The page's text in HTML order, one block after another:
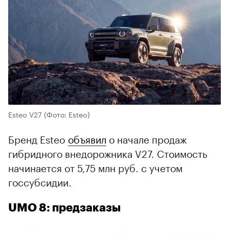
Esteo V27 (Фото: Esteo)
Бренд Esteo объявил о начале продаж
гибридного внедорожника V27. Стоимость
начинается от 5,75 млн руб. с учетом
госсубсидии.
UMO 8: предзаказы